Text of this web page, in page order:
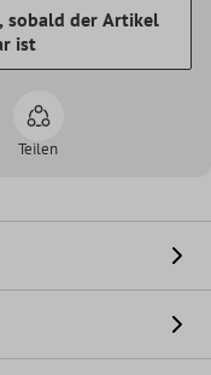
sobald der Artikel
ist
Teilen